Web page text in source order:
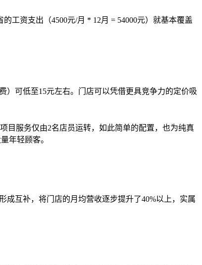
工资支出（4500元/月 * 12月 = 54000元）就基本覆盖
）可低至15元左右。门店可以凭借更具竞争力的定价吸
目服务仅由2名店员运转，如此简单的配置，也为纯真
年轻顾客。
互补，将门店的月均营收逐步提升了40%以上，实属